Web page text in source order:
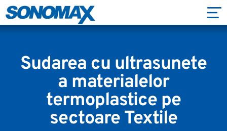
Sudarea cu ultrasunete
a materialelor
termoplastice pe
sectoare Textile